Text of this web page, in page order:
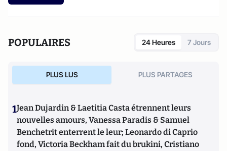
POPULAIRES 24 Heures 7 Jours
PLUS LUS PLUS PARTAGES
1Jean Dujardin & Laetitia Casta étrennent leurs
nouvelles amours, Vanessa Paradis & Samuel
Benchetrit enterrent le leur; Leonardo di Caprio
fond, Victoria Beckham fait du brukini, Cristiano